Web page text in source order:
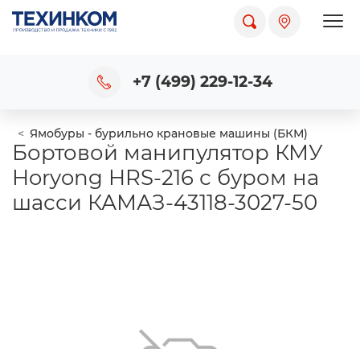
+7 (499) 229-12-34
Ямобуры - бурильно крановые машины (БКМ)
Бортовой манипулятор КМУ
Horyong HRS-216 с буром на
шасси КАМАЗ-43118-3027-50